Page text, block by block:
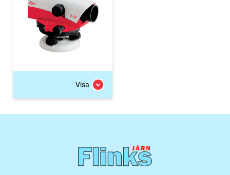
Visa